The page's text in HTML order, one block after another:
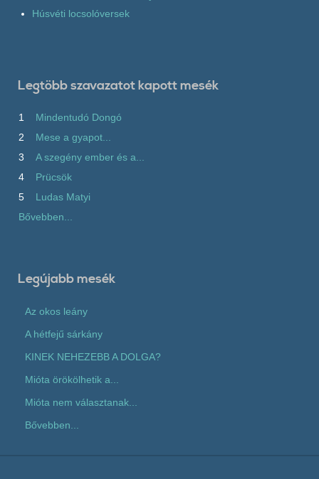
Húsvéti locsolóversek
Legtöbb szavazatot kapott mesék
1
Mindentudó Dongó
2
Mese a gyapot...
3
A szegény ember és a...
4
Prücsök
5
Ludas Matyi
Bővebben...
Legújabb mesék
Az okos leány
A hétfejű sárkány
KINEK NEHEZEBB A DOLGA?
Mióta örökölhetik a...
Mióta nem választanak...
Bővebben...